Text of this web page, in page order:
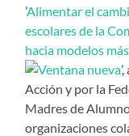
’Alimentar el
escolares de la
hacia modelos
Acción y por la
Madres de
organizaciones